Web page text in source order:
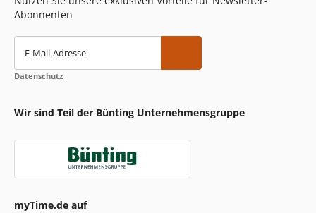
Abonnenten
E-Mail-Adresse
Datenschutz
Wir sind Teil der Bünting Unternehmensgruppe
myTime.de auf